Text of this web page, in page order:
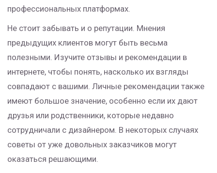
профессиональных платформах.
Не стоит забывать и о репутации. Мнения
предыдущих клиентов могут быть весьма
полезными. Изучите отзывы и рекомендации в
интернете, чтобы понять, насколько их взгляды
совпадают с вашими. Личные рекомендации также
имеют большое значение, особенно если их дают
друзья или родственники, которые недавно
сотрудничали с дизайнером. В некоторых случаях
советы от уже довольных заказчиков могут
оказаться решающими.